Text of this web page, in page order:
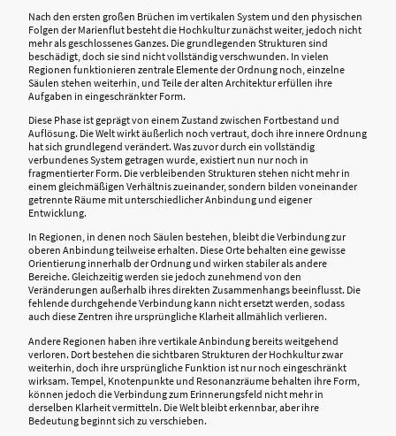
Nach den ersten großen Brüchen im vertikalen System und den physischen
Folgen der Marienflut besteht die Hochkultur zunächst weiter, jedoch nicht
mehr als geschlossenes Ganzes. Die grundlegenden Strukturen sind
beschädigt, doch sie sind nicht vollständig verschwunden. In vielen
Regionen funktionieren zentrale Elemente der Ordnung noch, einzelne
Säulen stehen weiterhin, und Teile der alten Architektur erfüllen ihre
Aufgaben in eingeschränkter Form.
Diese Phase ist geprägt von einem Zustand zwischen Fortbestand und
Auflösung. Die Welt wirkt äußerlich noch vertraut, doch ihre innere Ordnung
hat sich grundlegend verändert. Was zuvor durch ein vollständig
verbundenes System getragen wurde, existiert nun nur noch in
fragmentierter Form. Die verbleibenden Strukturen stehen nicht mehr in
einem gleichmäßigen Verhältnis zueinander, sondern bilden voneinander
getrennte Räume mit unterschiedlicher Anbindung und eigener
Entwicklung.
In Regionen, in denen noch Säulen bestehen, bleibt die Verbindung zur
oberen Anbindung teilweise erhalten. Diese Orte behalten eine gewisse
Orientierung innerhalb der Ordnung und wirken stabiler als andere
Bereiche. Gleichzeitig werden sie jedoch zunehmend von den
Veränderungen außerhalb ihres direkten Zusammenhangs beeinflusst. Die
fehlende durchgehende Verbindung kann nicht ersetzt werden, sodass
auch diese Zentren ihre ursprüngliche Klarheit allmählich verlieren.
Andere Regionen haben ihre vertikale Anbindung bereits weitgehend
verloren. Dort bestehen die sichtbaren Strukturen der Hochkultur zwar
weiterhin, doch ihre ursprüngliche Funktion ist nur noch eingeschränkt
wirksam. Tempel, Knotenpunkte und Resonanzräume behalten ihre Form,
können jedoch die Verbindung zum Erinnerungsfeld nicht mehr in
derselben Klarheit vermitteln. Die Welt bleibt erkennbar, aber ihre
Bedeutung beginnt sich zu verschieben.